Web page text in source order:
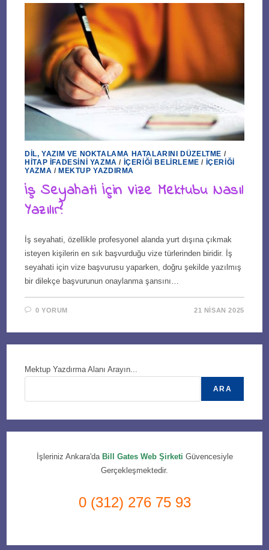
DIL, YAZIM VE NOKTALAMA HATALARINI DÜZELTME /
HITAP İFADESINI YAZMA / İÇERIĞI BELIRLEME / İÇERIĞI
YAZMA /MEKTUP YAZDIRMA
İş Seyahati İçin Vize Mektubu Nasıl
Yazılır?
İş seyahati, özellikle profesyonel alanda yurt dışına çıkmak
isteyen kişilerin en sık başvurduğu vize türlerinden biridir. İş
seyahati için vize başvurusu yaparken, doğru şekilde yazılmış
bir dilekçe başvurunun onaylanma şansını…
0 YORUM 21 NISAN 2025
Mektup Yazdırma Alanı Arayın...
ARA
İşleriniz Ankara'da Bill Gates Web Şirketi Güvencesiyle
Gerçekleşmektedir.
0 (312) 276 75 93